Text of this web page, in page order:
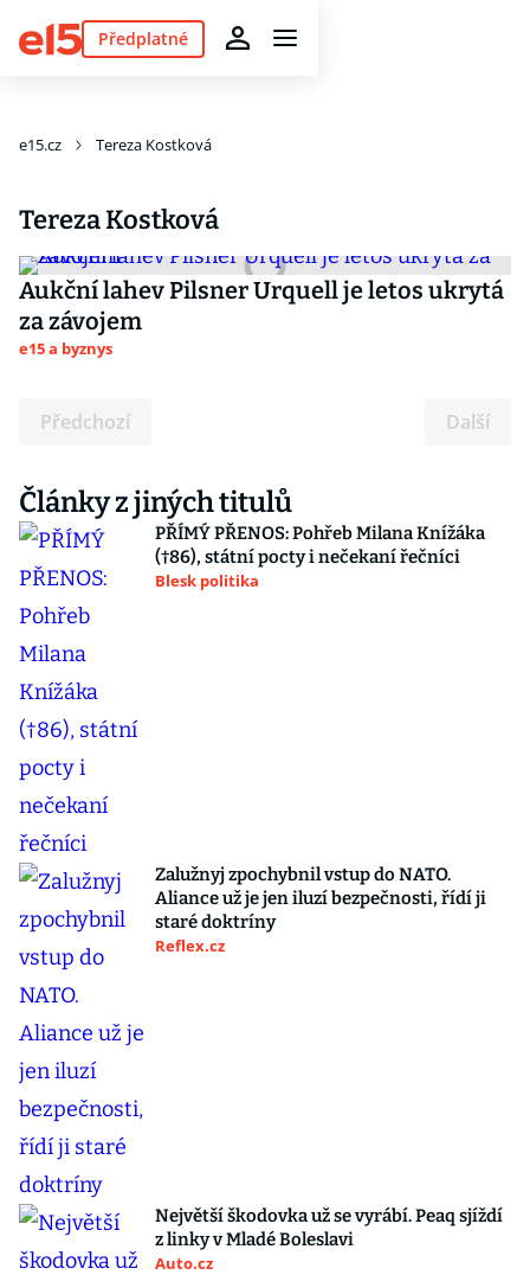
Předplatné
e15.cz Tereza Kostková
Tereza Kostková
Aukční lahev Pilsner Urquell je letos ukrytá
za závojem
e15 a byznys
Předchozí Další
Články z jiných titulů
PŘÍMÝ PŘENOS: Pohřeb Milana Knížáka
(†86), státní pocty i nečekaní řečníci
Blesk politika
Zalužnyj zpochybnil vstup do NATO.
Aliance už je jen iluzí bezpečnosti, řídí ji
staré doktríny
Reflex.cz
Největší škodovka už se vyrábí. Peaq sjíždí
z linky v Mladé Boleslavi
Auto.cz